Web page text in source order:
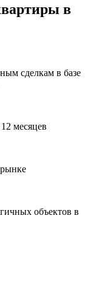
в
сделкам в базе
месяцев
объектов в